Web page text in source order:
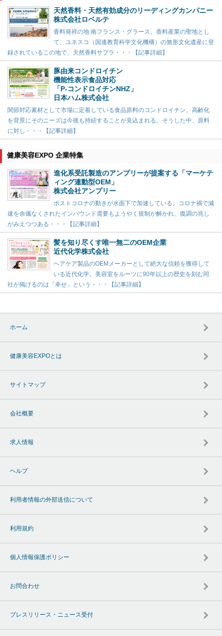
天然香料・天然有効成分のリーディングカンパニー
株式会社ロベルテ
香料発祥の地 南フランス・グラース。香料産業の聖地とし
て、ユネスコ（国連教育科学文化機構）の無形文化遺産に登
録されているこの地で、天然香料サプラ・・・【記事詳細】
豚由来コンドロイチン
機能性表示食品対応
「P-コンドロイチンNHZ」
日本ハム株式会社
関節対応素材として市場に定着している食品原料のコンドロイチン。高齢化
を背景にそのニーズは今後も持続することが見込まれる。そうした中、原料
に対し・・・【記事詳細】
健康美容EXPO 企業特集
進化系受託製造のアンプリーが提案する「マーケテ
ィング連動型OEM」
株式会社アンプリー
ポストコロナの動きが水面下で加速している。コロナ禍で減
速を余儀なくされたインバウンド需要もようやく規制が解かれ、復調の兆し
がみえつつある・・・【記事詳細】
髪を知り尽くす唯一無二のOEM企業
近代化学株式会社
ヘアケア製品のOEMメーカーとして絶大な信頼を獲得して
いる近代化学。美容室をルーツに90年以上の歴史を刻む同
社が掲げるのは「幸せ」という・・・【記事詳細】
ホーム
健康美容EXPOとは
サイトマップ
会社概要
求人情報
ヘルプ
利用者情報の外部送信について
利用規約
個人情報保護ポリシー
お問合わせ
プレスリリース・ニュース受付